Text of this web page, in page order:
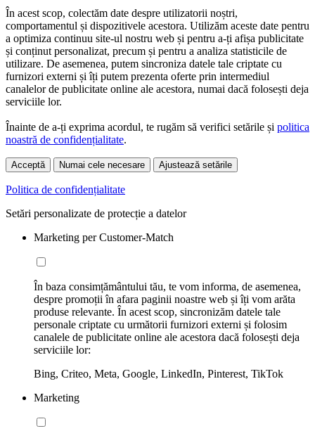
În acest scop, colectăm date despre utilizatorii noștri,
comportamentul și dispozitivele acestora. Utilizăm aceste date pentru
a optimiza continuu site-ul nostru web și pentru a-ți afișa publicitate
și conținut personalizat, precum și pentru a analiza statisticile de
utilizare. De asemenea, putem sincroniza datele tale criptate cu
furnizori externi și îți putem prezenta oferte prin intermediul
canalelor de publicitate online ale acestora, numai dacă folosești deja
serviciile lor.
Înainte de a-ți exprima acordul, te rugăm să verifici setările și politica
noastră de confidențialitate.
Acceptă Numai cele necesare Ajustează setările
Politica de confidențialitate
Setări personalizate de protecție a datelor
Marketing per Customer-Match
În baza consimțământului tău, te vom informa, de asemenea,
despre promoții în afara paginii noastre web și îți vom arăta
produse relevante. În acest scop, sincronizăm datele tale
personale criptate cu următorii furnizori externi și folosim
canalele de publicitate online ale acestora dacă folosești deja
serviciile lor:
Bing, Criteo, Meta, Google, LinkedIn, Pinterest, TikTok
Marketing